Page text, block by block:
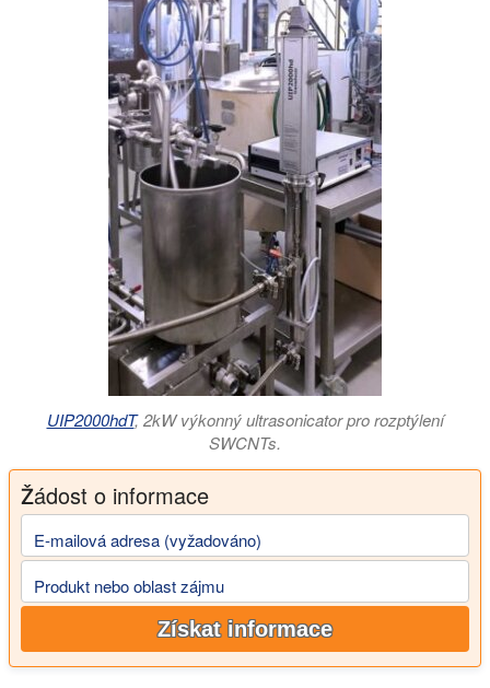
UIP2000hdT, 2kW výkonný ultrasonicator pro rozptýlení
SWCNTs.
Žádost o informace
E-mailová adresa (vyžadováno)
Produkt nebo oblast zájmu
Získat informace